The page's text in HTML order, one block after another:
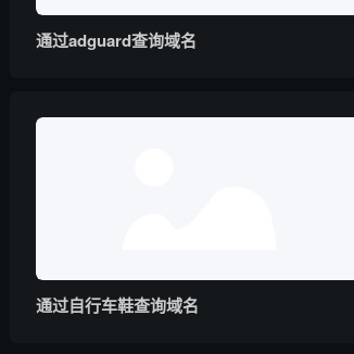
通过adguard查询域名
通过自行车鞋查询域名